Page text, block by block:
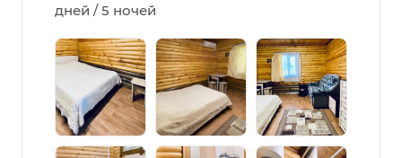
дней / 5 ночей